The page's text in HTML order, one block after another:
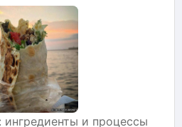
и процессы